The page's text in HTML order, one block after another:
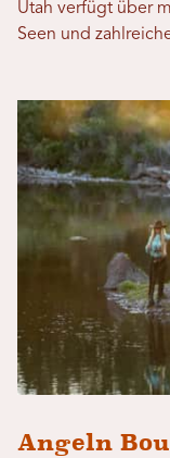
Utah verfügt über
Seen und
Angeln